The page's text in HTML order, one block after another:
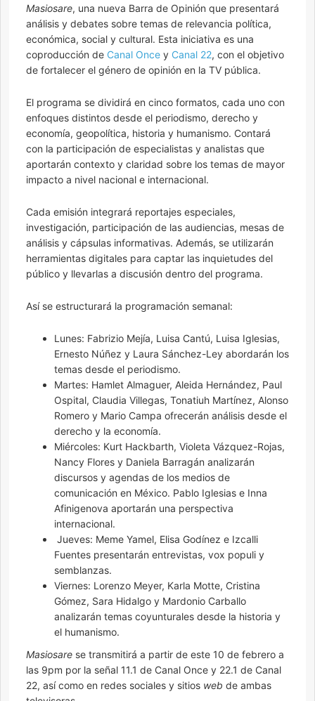
Masiosare, una nueva Barra de Opinión que presentará
análisis y debates sobre temas de relevancia política,
económica, social y cultural. Esta iniciativa es una
coproducción de Canal Once y Canal 22, con el objetivo
de fortalecer el género de opinión en la TV pública.
El programa se dividirá en cinco formatos, cada uno con
enfoques distintos desde el periodismo, derecho y
economía, geopolítica, historia y humanismo. Contará
con la participación de especialistas y analistas que
aportarán contexto y claridad sobre los temas de mayor
impacto a nivel nacional e internacional.
Cada emisión integrará reportajes especiales,
investigación, participación de las audiencias, mesas de
análisis y cápsulas informativas. Además, se utilizarán
herramientas digitales para captar las inquietudes del
público y llevarlas a discusión dentro del programa.
Así se estructurará la programación semanal:
Lunes: Fabrizio Mejía, Luisa Cantú, Luisa Iglesias,
Ernesto Núñez y Laura Sánchez-Ley abordarán los
temas desde el periodismo.
Martes: Hamlet Almaguer, Aleida Hernández, Paul
Ospital, Claudia Villegas, Tonatiuh Martínez, Alonso
Romero y Mario Campa ofrecerán análisis desde el
derecho y la economía.
Miércoles: Kurt Hackbarth, Violeta Vázquez-Rojas,
Nancy Flores y Daniela Barragán analizarán
discursos y agendas de los medios de
comunicación en México. Pablo Iglesias e Inna
Afinigenova aportarán una perspectiva
internacional.
Jueves: Meme Yamel, Elisa Godínez e Izcalli
Fuentes presentarán entrevistas, vox populi y
semblanzas.
Viernes: Lorenzo Meyer, Karla Motte, Cristina
Gómez, Sara Hidalgo y Mardonio Carballo
analizarán temas coyunturales desde la historia y
el humanismo.
Masiosare se transmitirá a partir de este 10 de febrero a
las 9pm por la señal 11.1 de Canal Once y 22.1 de Canal
22, así como en redes sociales y sitios web de ambas